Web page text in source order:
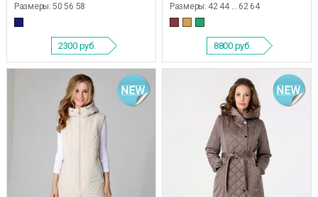
Размеры: 50 56 58
2300 руб.
Размеры: 42 44 ... 62 64
8800 руб.